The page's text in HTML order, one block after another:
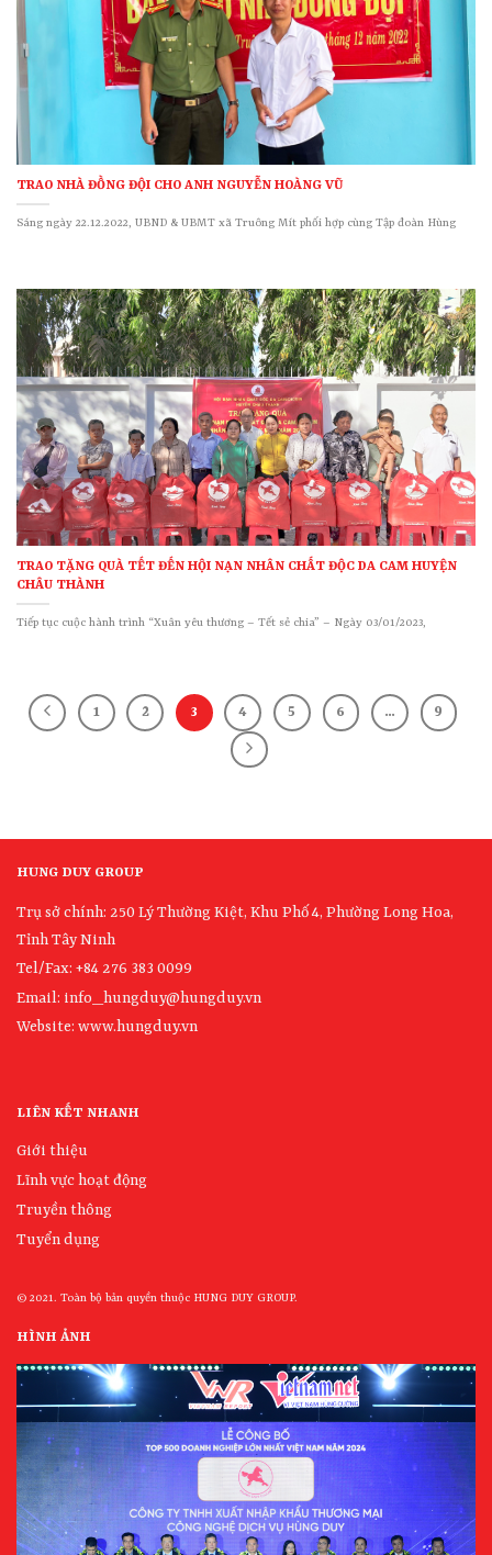
TRAO NHÀ ĐỒNG ĐỘI CHO ANH NGUYỄN HOÀNG VŨ
Sáng ngày 22.12.2022, UBND & UBMT xã Truông Mít phối hợp cùng Tập đoàn Hùng
TRAO TẶNG QUÀ TẾT ĐẾN HỘI NẠN NHÂN CHẤT ĐỘC DA CAM HUYỆN
CHÂU THÀNH
Tiếp tục cuộc hành trình “Xuân yêu thương – Tết sẻ chia” – Ngày 03/01/2023,
1 2 3 4 5 6 … 9
HUNG DUY GROUP
Trụ sở chính: 250 Lý Thường Kiệt, Khu Phố 4, Phường Long Hoa,
Tỉnh Tây Ninh
Tel/Fax: +84 276 383 0099
Email: info_hungduy@hungduy.vn
Website: www.hungduy.vn
LIÊN KẾT NHANH
Giới thiệu
Lĩnh vực hoạt động
Truyền thông
Tuyển dụng
© 2021. Toàn bộ bản quyền thuộc HUNG DUY GROUP.
HÌNH ẢNH